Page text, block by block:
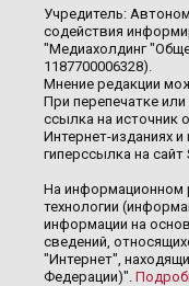
Учредитель:
содействия
"Медиахолдинг
1187700006328).
Мнение редакции
При перепечатке
ссылка на источник
Интернет-изданиях и
гиперссылка на сайт
На информационном
технологии
информации на
сведений,
"Интернет",
Федерации)".